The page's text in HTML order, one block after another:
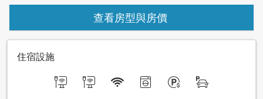
查看房型與房價
住宿設施